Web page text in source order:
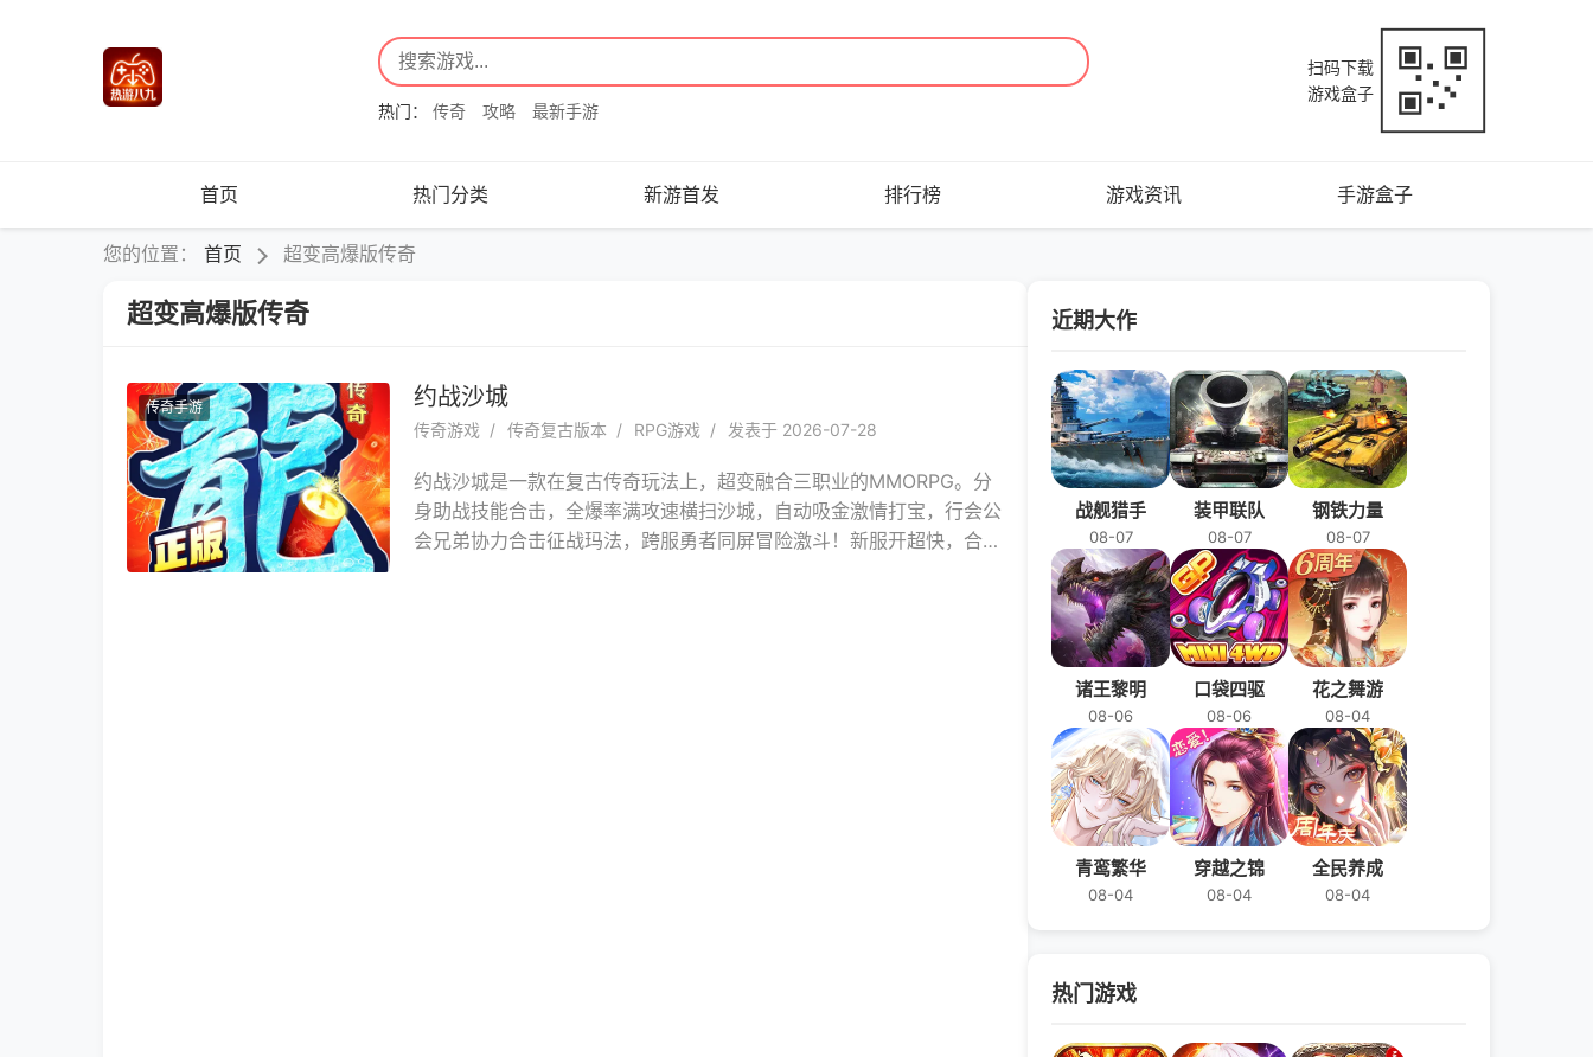
热门： 传奇 攻略 最新手游
扫码下载
游戏盒子
首页 热门分类 新游首发 排行榜 游戏资讯 手游盒子
您的位置： 首页 超变高爆版传奇
超变高爆版传奇
传奇手游 约战沙城
传奇游戏 传奇复古版本 RPG游戏 发表于 2026-07-28
约战沙城是一款在复古传奇玩法上，超变融合三职业的MMORPG。分
身助战技能合击，全爆率满攻速横扫沙城，自动吸金激情打宝，行会公
会兄弟协力合击征战玛法，跨服勇者同屏冒险激斗！新服开超快，合服
近期大作
战舰猎手
08-07
装甲联队
08-07
钢铁力量
08-07
诸王黎明
08-06
口袋四驱
08-06
花之舞游
08-04
青鸾繁华
08-04
穿越之锦
08-04
全民养成
08-04
热门游戏